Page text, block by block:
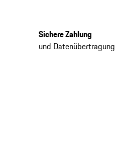
Sichere Zahlung
und Datenübertragung